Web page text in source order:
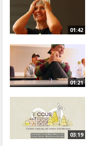
01:42
01:21
03:19